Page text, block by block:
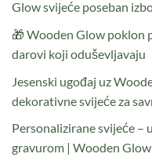
Glow svijeće poseban
🎁 Wooden Glow poklon
darovi koji oduševljavaju
Jesenski ugođaj uz
dekorativne svijeće za
Personalizirane svijeće –
gravurom | Wooden Glow